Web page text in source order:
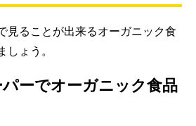
見ることが出来るオーガニック食
ょう。
ーでオーガニック食品